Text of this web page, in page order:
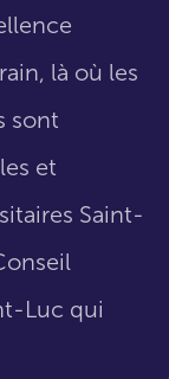
là où les
sont
et
Saint-
Luc qui